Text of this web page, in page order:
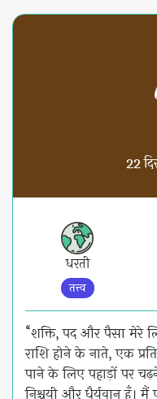
22
धरती
तत्त्व
“शक्ति, पद और पैसा मेरे
राशि होने के नाते, एक
पाने के लिए पहाड़ों पर
निश्चयी और धैर्यवान हूँ।